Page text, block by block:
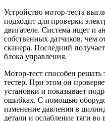
Устройство мотор-теста
подходит для проверки
двигателе. Система ищет и
собственных датчиков, чем
сканера. Последний
блока управления.
Мотор-тест способен
тестер. При этом он
установки и показывает
ошибках. С помощью
изменение давления в
детали и ослабление тяги